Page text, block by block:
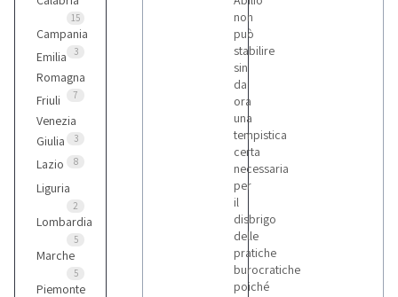
Lancia
5
Mercedes
Mitsubishi
1
Nissan
8
15
Campania
3
Emilia
Romagna
7
Friuli
Venezia
Giulia
3
Lazio 8
Liguria
2
Lombardia
5
Marche
5
Piemonte
non
può
stabilire
sin
da
ora
una
tempistica
certa
necessaria
per
il
disbrigo
delle
pratiche
burocratiche
poiché